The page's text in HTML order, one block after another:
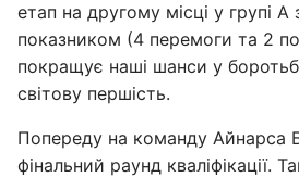
етап на другому місці у групі
показником (4 перемоги та 2
покращує наші шанси у
світову першість.
Попереду на команду Айнарса
фінальний раунд кваліфікації.